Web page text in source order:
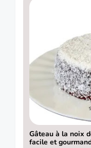
Gâteau à la noix
facile et